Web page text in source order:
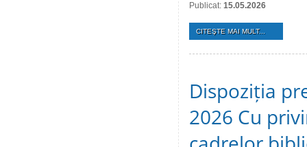
Publicat: 15.05.2026
CITEŞTE MAI MULT...
Dispoziția
2026 Cu